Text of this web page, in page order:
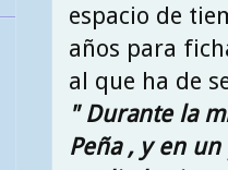
espacio de
años para
al que ha de
" Durante la
Peña , y en